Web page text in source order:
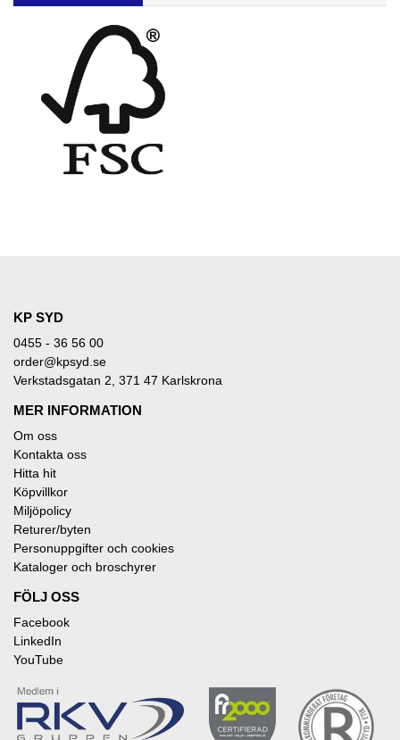
KP SYD
0455 - 36 56 00
order@kpsyd.se
Verkstadsgatan 2, 371 47 Karlskrona
MER INFORMATION
Om oss
Kontakta oss
Hitta hit
Köpvillkor
Miljöpolicy
Returer/byten
Personuppgifter och cookies
Kataloger och broschyrer
FÖLJ OSS
Facebook
LinkedIn
YouTube